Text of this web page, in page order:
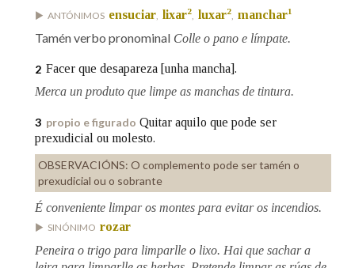
Nas definicións
Nos exemplos
Na fraseoloxía
OUTRAS OPCIÓNS DE BUSCA
Marcas gramaticais
ANTÓNIMOS ensuciar lixar2 luxar2 manchar1
Tamén verbo pronominal Colle o pano e límpate.
2 Facer que desapareza [unha mancha].
Merca un produto que limpe as manchas de tintura.
3 propio e figurado Quitar aquilo que pode ser
prexudicial ou molesto.
OBSERVACIÓNS: O complemento pode ser tamén o
prexudicial ou o sobrante
É conveniente limpar os montes para evitar os incendios.
SINÓNIMO rozar
Peneira o trigo para limparlle o lixo. Hai que sachar a